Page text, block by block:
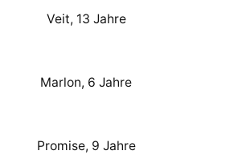
Veit, 13 Jahre
Marlon, 6 Jahre
Promise, 9 Jahre